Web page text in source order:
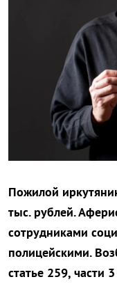
Пожилой
тыс. рублей.
сотрудниками
полицейскими.
статье 259, части